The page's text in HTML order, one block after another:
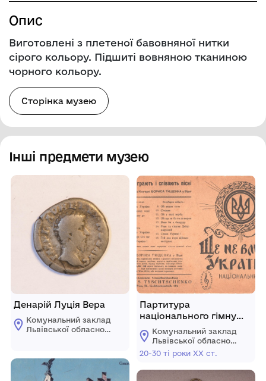
Опис
Виготовлені з плетеної бавовняної нитки
сірого кольору. Підшиті вовняною тканиною
чорного кольору.
Сторінка музею
Інші предмети музею
Денарій Луція Вера
Комунальний заклад
Львівської обласної
Партитура
національного гімну
"Ще не вмерла
Україна". Частина 1.
Комунальний заклад
Львівської обласної
ради "Львівський
історичний музей"
20-30 ті роки ХХ ст.